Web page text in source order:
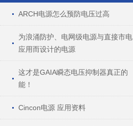
ARCH电源怎么预防电压过高
为浪涌防护、电网级电源与直接市电
应用而设计的电源
这才是GAIA瞬态电压抑制器真正的
能！
Cincon电源 应用资料